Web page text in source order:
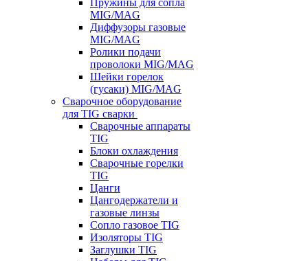
Пружины для сопла
MIG/MAG
Диффузоры газовые
MIG/MAG
Ролики подачи
проволоки MIG/MAG
Шейки горелок
(гусаки) MIG/MAG
Сварочное оборудование
для TIG сварки
Сварочные аппараты
TIG
Блоки охлаждения
Сварочные горелки
TIG
Цанги
Цангодержатели и
газовые линзы
Сопло газовое TIG
Изоляторы TIG
Заглушки TIG